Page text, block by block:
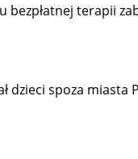
terapii
dzieci spoza miasta